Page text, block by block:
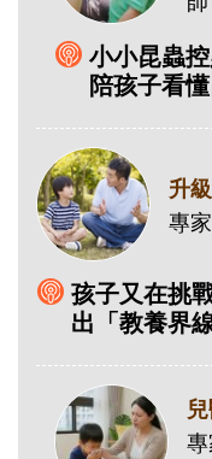
小小昆蟲
陪孩子看
升
專
孩子又在挑
出「教養界